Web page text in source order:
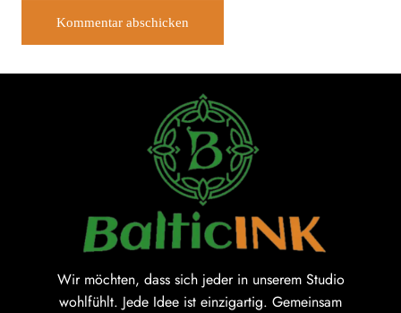
Wir möchten, dass sich jeder in unserem Studio
wohlfühlt. Jede Idee ist einzigartig. Gemeinsam